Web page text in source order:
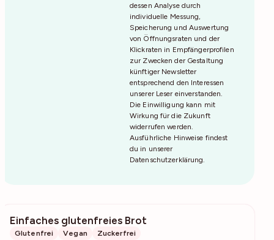
dessen Analyse durch
individuelle Messung,
Speicherung und Auswertung
von Öffnungsraten und der
Klickraten in Empfängerprofilen
zur Zwecken der Gestaltung
künftiger Newsletter
entsprechend den Interessen
unserer Leser einverstanden.
Die Einwilligung kann mit
Wirkung für die Zukunft
widerrufen werden.
Ausführliche Hinweise findest
du in unserer
Datenschutzerklärung.
Einfaches glutenfreies Brot
Glutenfrei Vegan Zuckerfrei